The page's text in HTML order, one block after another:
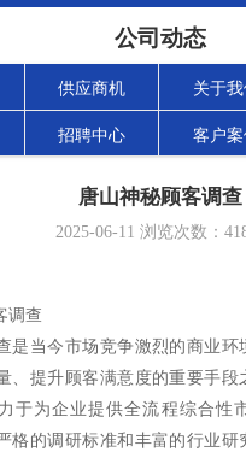
公司动态
供应商机 关于
招聘中心 客户案
唐山神秘顾客调查
2025-06-11 浏览次数：
调查
是当今市场竞争激烈的商业环
、提升顾客满意度的重要手段
于为企业提供全流程综合性
格的调研标准和丰富的行业研